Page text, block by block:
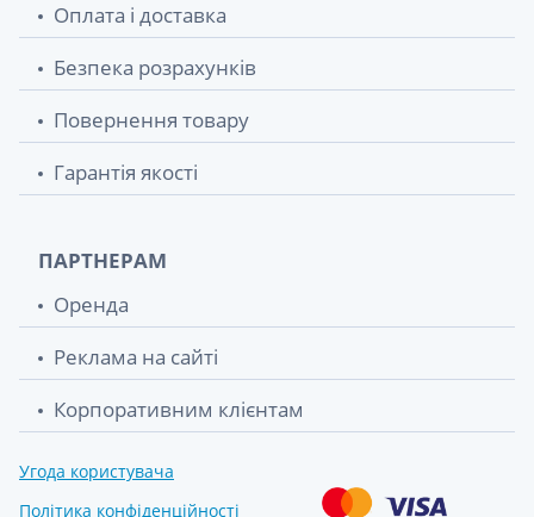
Оплата і доставка
Безпека розрахунків
Повернення товару
Гарантія якості
ПАРТНЕРАМ
Оренда
Реклама на сайті
Корпоративним клієнтам
Угода користувача
Політика конфіденційності